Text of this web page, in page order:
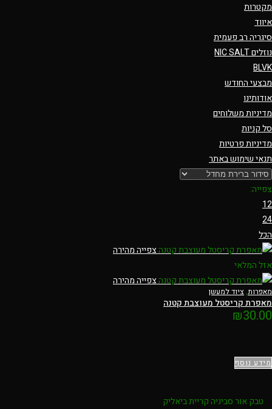
מקטרות
איווד
סיגריה רב פעמית
נוזלים NIC SALT
BLVK
מבצעי החודש
אודותינו
מדיניות משלוחים
סל קניות
מדיניות פרטיות
תנאי שימוש באתר
צפייה:
12
24
הכל
צפייה מהירה
אזל המלאי
צפייה מהירה
מאפרות, ציוד למעשן
מאפרת קריסטל מעוצבת קטנה
₪30.00
מידע נוסף
טבק אור סביניה קריית ביאליק